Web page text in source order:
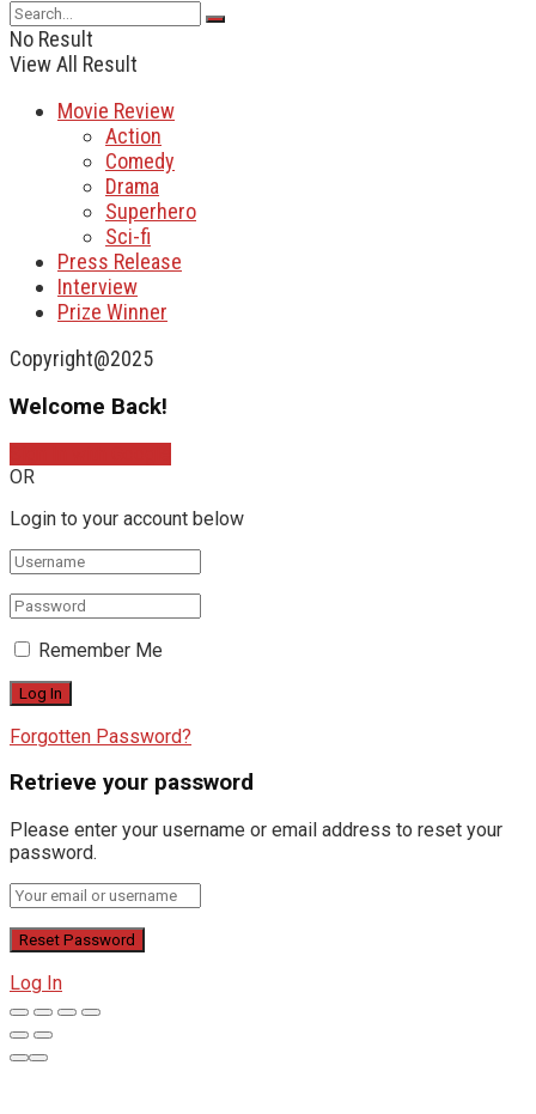
No Result
View All Result
Movie Review
Action
Comedy
Drama
Superhero
Sci-fi
Press Release
Interview
Prize Winner
Copyright@2025
Welcome Back!
OR
Login to your account below
Remember Me
Forgotten Password?
Retrieve your password
Please enter your username or email address to reset your
password.
Log In